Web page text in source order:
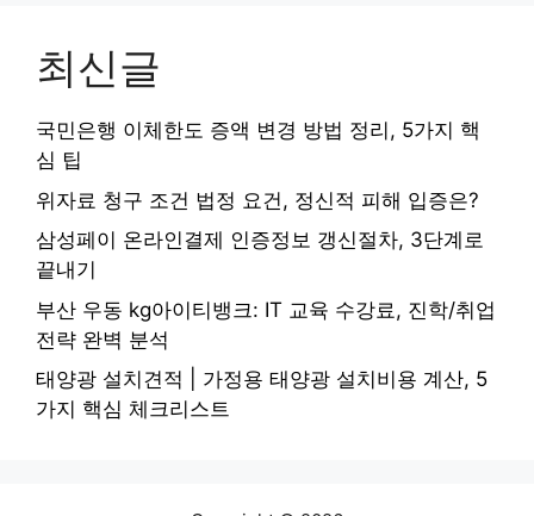
최신글
국민은행 이체한도 증액 변경 방법 정리, 5가지 핵
심 팁
위자료 청구 조건 법정 요건, 정신적 피해 입증은?
삼성페이 온라인결제 인증정보 갱신절차, 3단계로
끝내기
부산 우동 kg아이티뱅크: IT 교육 수강료, 진학/취업
전략 완벽 분석
태양광 설치견적 | 가정용 태양광 설치비용 계산, 5
가지 핵심 체크리스트